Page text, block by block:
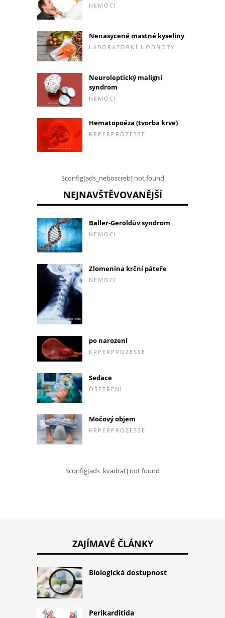
NEMOCI
Nenasycené mastné kyseliny
LABORATORNÍ HODNOTY
Neuroleptický maligní
syndrom
NEMOCI
Hematopoéza (tvorba krve)
KRPERPROZESSE
$config[ads_neboscreb] not found
NEJNAVŠTĚVOVANĚJŠÍ
Baller-Geroldův syndrom
NEMOCI
Zlomenina krční páteře
NEMOCI
po narození
KRPERPROZESSE
Sedace
OŠETŘENÍ
Močový objem
KRPERPROZESSE
$config[ads_kvadrat] not found
ZAJÍMAVÉ ČLÁNKY
Biologická dostupnost
Perikarditida